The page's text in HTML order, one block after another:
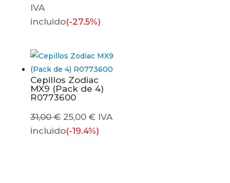
original
IVA
incluido(-27.5%)
Cepillos Zodiac
MX9 (Pack de 4)
R0773600
31,00€ El
precio
25,00 €El
precio
IVA
incluido(-19.4%)